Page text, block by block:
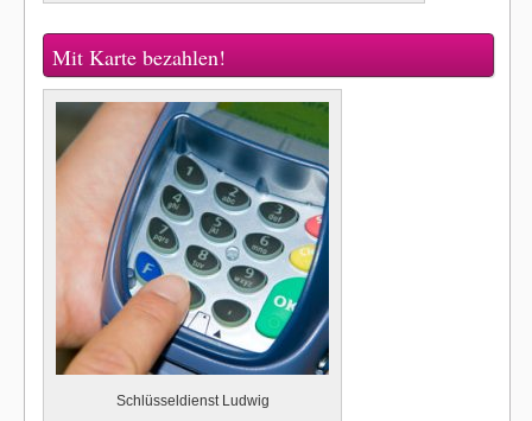
Mit Karte bezahlen!
Schlüsseldienst Ludwig